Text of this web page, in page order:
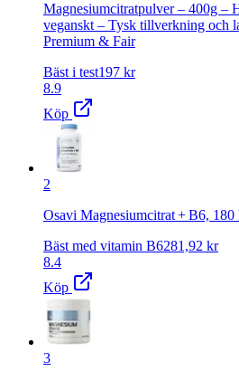
Magnesiumcitratpulver – 400g –
veganskt – Tysk tillverkning och
Premium & Fair
Bäst i test197 kr
8.9
Köp
2
Osavi Magnesiumcitrat + B6, 180
Bäst med vitamin B6281,92 kr
8.4
Köp
3